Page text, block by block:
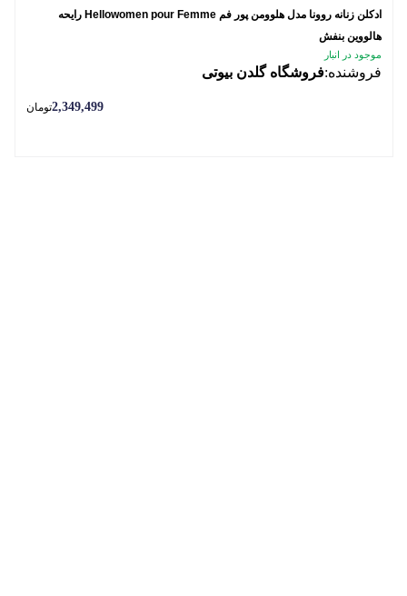
ادکلن زنانه روونا مدل هلوومن پور فم Hellowomen pour Femme رایحه
هالووین بنفش
موجود در انبار
فروشنده:فروشگاه گلدن بیوتی
2,349,499تومان